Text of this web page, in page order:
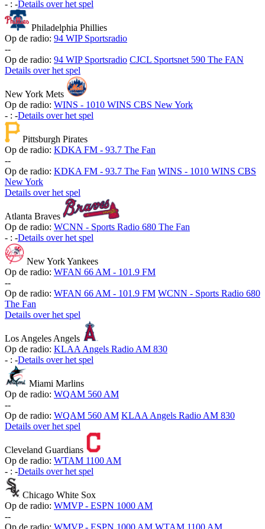
- : -Details over het spel
Philadelphia Phillies
Op de radio: 94 WIP Sportsradio
--
Op de radio: 94 WIP Sportsradio CJCL Sportsnet 590 The FAN
Details over het spel
New York Mets
Op de radio: WINS - 1010 WINS CBS New York
- : -Details over het spel
Pittsburgh Pirates
Op de radio: KDKA FM - 93.7 The Fan
--
Op de radio: KDKA FM - 93.7 The Fan WINS - 1010 WINS CBS
New York
Details over het spel
Atlanta Braves
Op de radio: WCNN - Sports Radio 680 The Fan
- : -Details over het spel
New York Yankees
Op de radio: WFAN 66 AM - 101.9 FM
--
Op de radio: WFAN 66 AM - 101.9 FM WCNN - Sports Radio 680
The Fan
Details over het spel
Los Angeles Angels
Op de radio: KLAA Angels Radio AM 830
- : -Details over het spel
Miami Marlins
Op de radio: WQAM 560 AM
--
Op de radio: WQAM 560 AM KLAA Angels Radio AM 830
Details over het spel
Cleveland Guardians
Op de radio: WTAM 1100 AM
- : -Details over het spel
Chicago White Sox
Op de radio: WMVP - ESPN 1000 AM
--